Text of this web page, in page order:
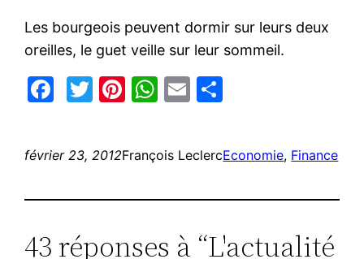
Les bourgeois peuvent dormir sur leurs deux
oreilles, le guet veille sur leur sommeil.
Facebook
Twitter
Pinterest
WhatsApp
Email
février 23, 2012François LeclercEconomie, Finance
43 réponses à “L'actualité